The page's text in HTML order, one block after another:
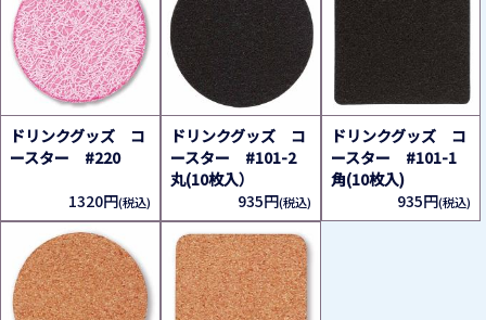
ドリンクグッズ コ
ースター #220
1320円(税込)
ドリンクグッズ コ
ースター #101-2
丸(10枚入）
935円(税込)
ドリンクグッズ コ
ースター #101-1
角(10枚入)
935円(税込)